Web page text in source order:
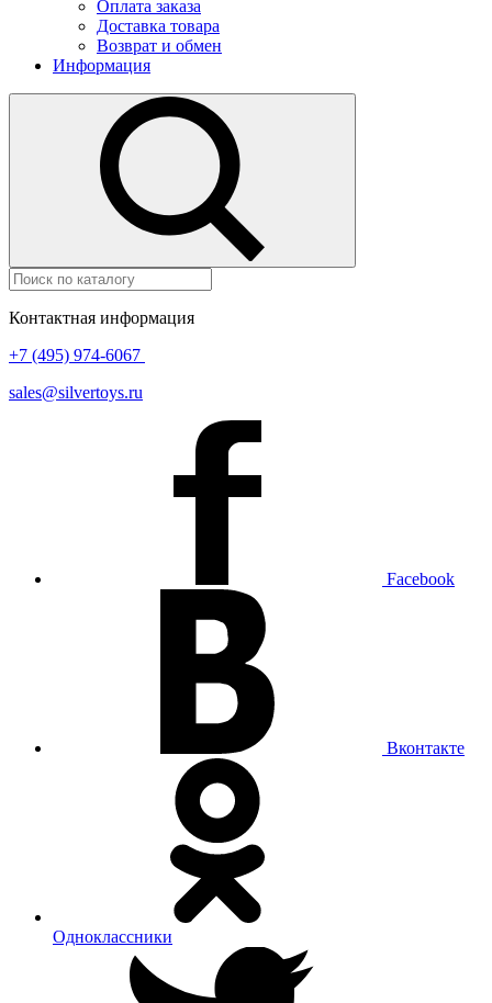
Оплата заказа
Доставка товара
Возврат и обмен
Информация
Контактная информация
+7 (495) 974-6067
sales@silvertoys.ru
Facebook
Вконтакте
Одноклассники